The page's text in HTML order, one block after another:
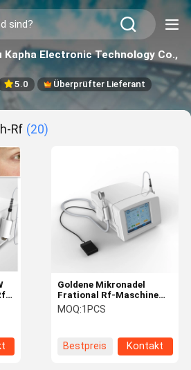
Kapha Electronic Technology Co.,
5.0 Überprüfter Lieferant
Rf (20)
Goldene Mikronadel
Frational Rf-Maschine
für das Haut-Festziehen
MOQ:1PCS
Bestpreis Kontakt